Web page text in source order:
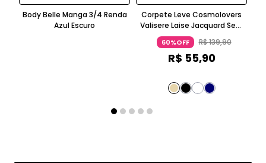
Body Belle Manga 3/4 Renda
Azul Escuro
Corpete Leve Cosmolovers
Valisere Laise Jacquard Sem
Manga Azul Escuro
60%OFF R$139,90
R$ 55,90